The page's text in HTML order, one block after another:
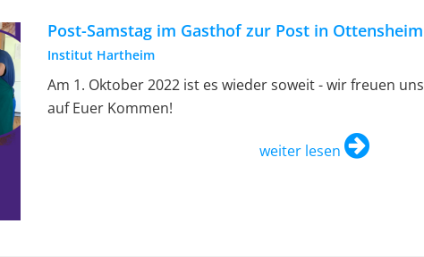
Post-Samstag im Gasthof zur Post in Ottensheim
Institut Hartheim
Am 1. Oktober 2022 ist es wieder soweit - wir freuen uns
auf Euer Kommen!
weiter lesen